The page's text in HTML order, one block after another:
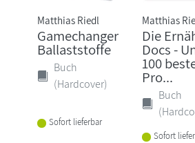
Matthias Riedl
Gamechanger
Ballaststoffe
Buch
(Hardcover)
Sofort lieferbar
Matthias
Die
Docs -
100
Pro...
Buch
Sofort